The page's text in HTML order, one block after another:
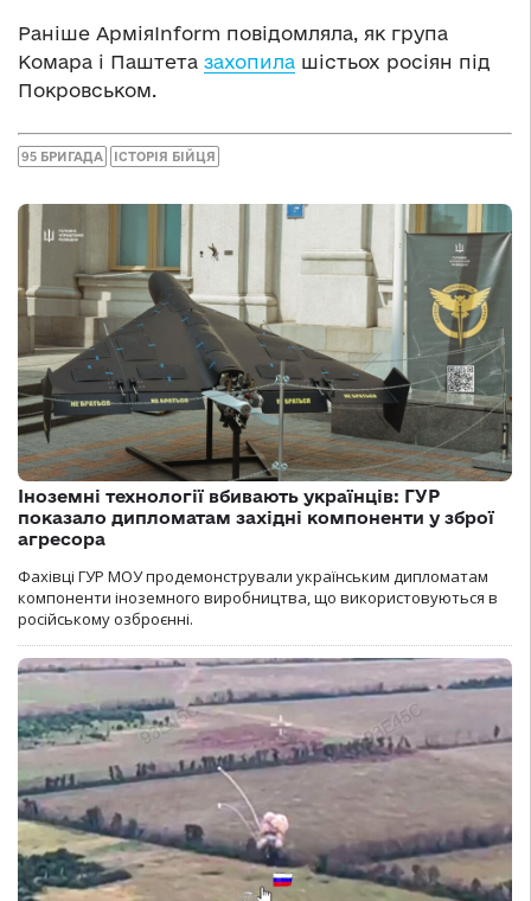
Раніше АрміяInform повідомляла, як група
Комара і Паштета захопила шістьох росіян під
Покровськом.
95 БРИГАДА ІСТОРІЯ БІЙЦЯ
Іноземні технології вбивають українців: ГУР
показало дипломатам західні компоненти у зброї
агресора
Фахівці ГУР МОУ продемонстрували українським дипломатам
компоненти іноземного виробництва, що використовуються в
російському озброєнні.